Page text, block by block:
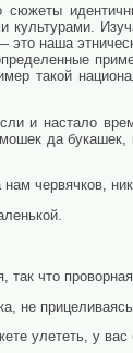
сюжеты
культурами.
это наша
такой
и настало
да букашек,
червячков,
что проворная
не прицеливаясь.
улететь, у вас